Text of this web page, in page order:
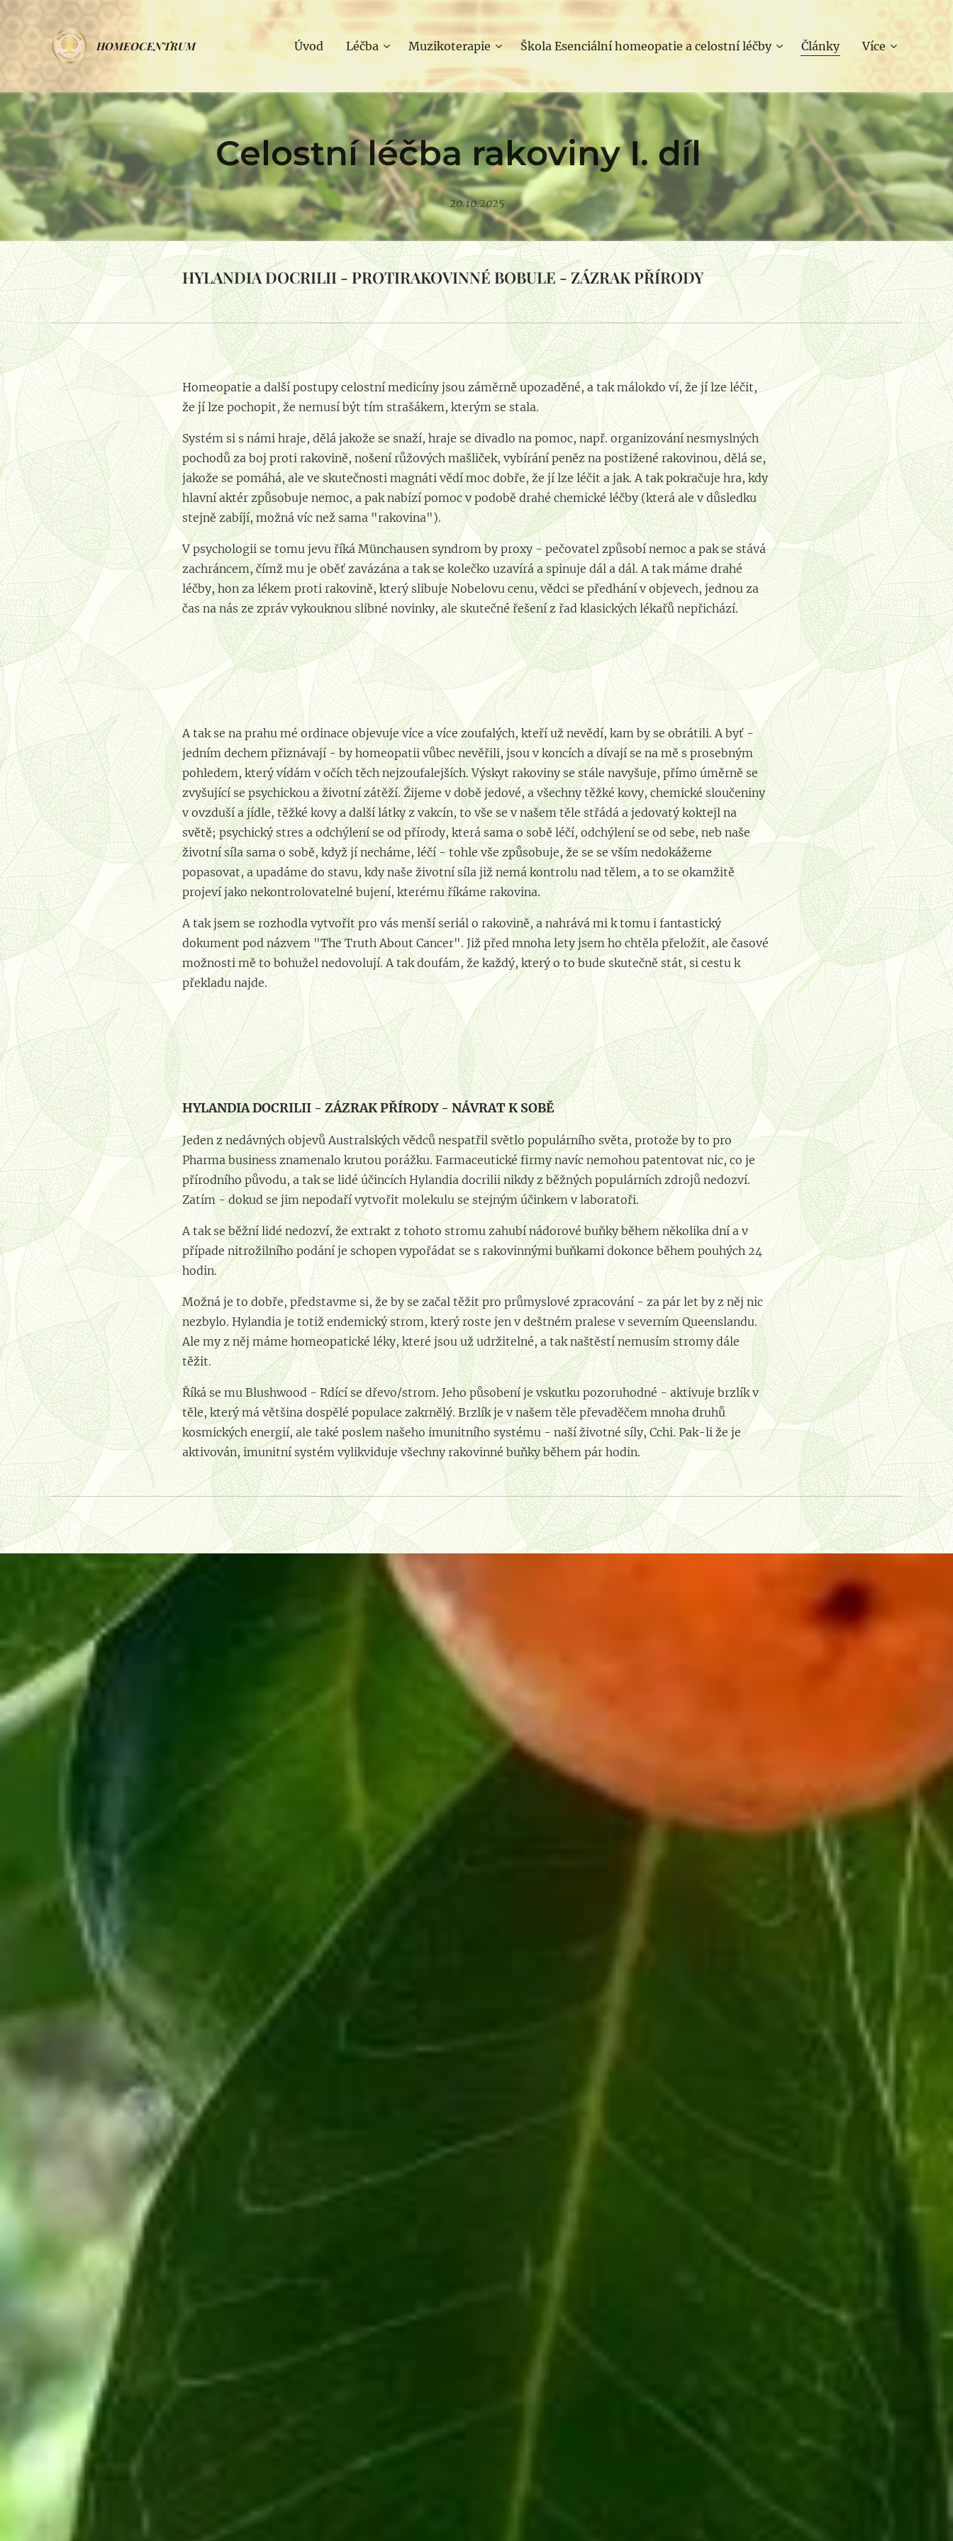
HOMEOCENTRUM Úvod Léčba Muzikoterapie Škola Esenciální homeopatie a celostní léčby Články Více
Celostní léčba rakoviny I. díl
20.10.2025
HYLANDIA DOCRILII - PROTIRAKOVINNÉ BOBULE - ZÁZRAK PŘÍRODY
Homeopatie a další postupy celostní medicíny jsou záměrně upozaděné, a tak málokdo ví, že jí lze léčit,
že jí lze pochopit, že nemusí být tím strašákem, kterým se stala.
Systém si s námi hraje, dělá jakože se snaží, hraje se divadlo na pomoc, např. organizování nesmyslných
pochodů za boj proti rakovině, nošení růžových mašliček, vybírání peněz na postižené rakovinou, dělá se,
jakože se pomáhá, ale ve skutečnosti magnáti vědí moc dobře, že jí lze léčit a jak. A tak pokračuje hra, kdy
hlavní aktér způsobuje nemoc, a pak nabízí pomoc v podobě drahé chemické léčby (která ale v důsledku
stejně zabíjí, možná víc než sama "rakovina").
V psychologii se tomu jevu říká Münchausen syndrom by proxy - pečovatel způsobí nemoc a pak se stává
zachráncem, čímž mu je oběť zavázána a tak se kolečko uzavírá a spinuje dál a dál. A tak máme drahé
léčby, hon za lékem proti rakovině, který slibuje Nobelovu cenu, vědci se předhání v objevech, jednou za
čas na nás ze zpráv vykouknou slibné novinky, ale skutečné řešení z řad klasických lékařů nepřichází.
⚜️⚜️⚜️⚜️⚜️⚜️⚜️⚜️⚜️⚜️⚜️⚜️⚜️⚜️⚜️⚜️⚜️⚜️⚜️⚜️⚜️⚜️⚜️⚜️⚜️⚜️⚜️⚜️
A tak se na prahu mé ordinace objevuje více a více zoufalých, kteří už nevědí, kam by se obrátili. A byť -
jedním dechem přiznávají - by homeopatii vůbec nevěřili, jsou v koncích a dívají se na mě s prosebným
pohledem, který vídám v očích těch nejzoufalejších. Výskyt rakoviny se stále navyšuje, přímo úměrně se
zvyšující se psychickou a životní zátěží. Žijeme v době jedové, a všechny těžké kovy, chemické sloučeniny
v ovzduší a jídle, těžké kovy a další látky z vakcín, to vše se v našem těle střádá a jedovatý koktejl na
světě; psychický stres a odchýlení se od přírody, která sama o sobě léčí, odchýlení se od sebe, neb naše
životní síla sama o sobě, když jí necháme, léčí - tohle vše způsobuje, že se se vším nedokážeme
popasovat, a upadáme do stavu, kdy naše životní síla již nemá kontrolu nad tělem, a to se okamžitě
projeví jako nekontrolovatelné bujení, kterému říkáme rakovina.
A tak jsem se rozhodla vytvořit pro vás menší seriál o rakovině, a nahrává mi k tomu i fantastický
dokument pod názvem "The Truth About Cancer". Již před mnoha lety jsem ho chtěla přeložit, ale časové
možnosti mě to bohužel nedovolují. A tak doufám, že každý, který o to bude skutečně stát, si cestu k
překladu najde.
⚜️⚜️⚜️⚜️⚜️⚜️⚜️⚜️⚜️⚜️⚜️⚜️⚜️⚜️⚜️⚜️⚜️⚜️⚜️⚜️⚜️⚜️⚜️⚜️⚜️⚜️⚜️⚜️
HYLANDIA DOCRILII - ZÁZRAK PŘÍRODY - NÁVRAT K SOBĚ
Jeden z nedávných objevů Australských vědců nespatřil světlo populárního světa, protože by to pro
Pharma business znamenalo krutou porážku. Farmaceutické firmy navíc nemohou patentovat nic, co je
přírodního původu, a tak se lidé účincích Hylandia docrilii nikdy z běžných populárních zdrojů nedozví.
Zatím - dokud se jim nepodaří vytvořit molekulu se stejným účinkem v laboratoři.
A tak se běžní lidé nedozví, že extrakt z tohoto stromu zahubí nádorové buňky během několika dní a v
případe nitrožilního podání je schopen vypořádat se s rakovinnými buňkami dokonce během pouhých 24
hodin.
Možná je to dobře, představme si, že by se začal těžit pro průmyslové zpracování - za pár let by z něj nic
nezbylo. Hylandia je totiž endemický strom, který roste jen v deštném pralese v severním Queenslandu.
Ale my z něj máme homeopatické léky, které jsou už udržitelné, a tak naštěstí nemusím stromy dále
těžit.
Říká se mu Blushwood - Rdící se dřevo/strom. Jeho působení je vskutku pozoruhodné - aktivuje brzlík v
těle, který má většina dospělé populace zakrnělý. Brzlík je v našem těle převaděčem mnoha druhů
kosmických energií, ale také poslem našeho imunitního systému - naší životné síly, Cchi. Pak-li že je
aktivován, imunitní systém vylikviduje všechny rakovinné buňky během pár hodin.